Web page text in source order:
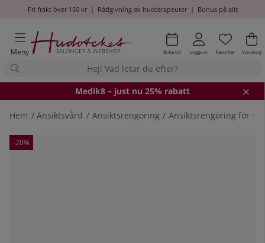
Fri frakt över 150 kr| Rådgivning av hudterapeuter| Bonus på allt
Meny Boka tid Logga in Antal i
.
Favoriter .
Varukorg
Medik8 – just nu 25% rabatt
Hem Ansiktsvård Ansiktsrengöring Ansiktsrengöring för
-20%
Produktbilder